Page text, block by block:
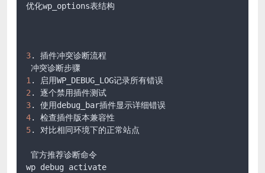
优化wp_options表结构
3. 插件冲突诊断流程
1
2
3
4
5. 对比相同环境下的正常站点
官方推荐诊断命令
wp debug activate